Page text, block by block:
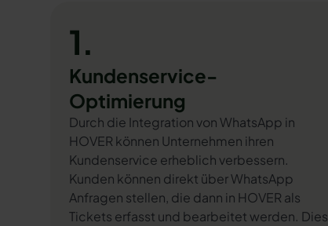
1.
Kundenservice-
Optimierung
Durch die Integration von WhatsApp in
HOVER können Unternehmen ihren
Kundenservice erheblich verbessern.
Kunden können direkt über WhatsApp
Anfragen stellen, die dann in HOVER als
Tickets erfasst und bearbeitet werden. Dies